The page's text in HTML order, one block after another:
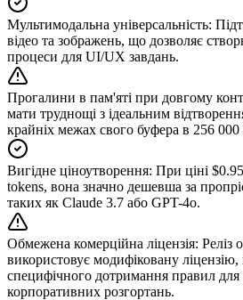
Мультимодальна універсальність:
відео та зображень, що дозволяє
процеси для UI/UX завдань.
Прогалини в пам'яті при довгому
мати труднощі з ідеальним
крайніх межах свого буфера в 256 000
Вигідне ціноутворення: При ціні
tokens, вона значно дешевша за
таких як Claude 3.7 або GPT-4o.
Обмежена комерційна ліцензія: Реліз
використовує модифіковану
специфічного дотримання правил
корпоративних розгортань.